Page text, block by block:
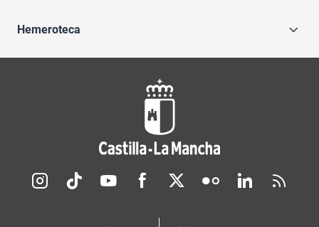
Hemeroteca
Redes sociales JCCM